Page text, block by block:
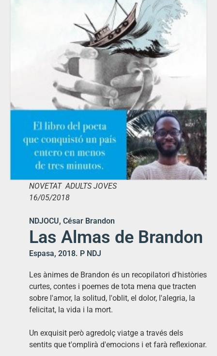
NOVETAT ADULTS JOVES
16/05/2018
NDJOCU, César Brandon
Las Almas de Brandon
Espasa, 2018. P NDJ
Les ànimes de Brandon és un recopilatori d'històries
curtes, contes i poemes de tota mena que tracten
sobre l'amor, la solitud, l'oblit, el dolor, l'alegria, la
felicitat, la vida i la mort.
Un exquisit però agredolç viatge a través dels
sentits que t'omplirà d'emocions i et farà reflexionar.